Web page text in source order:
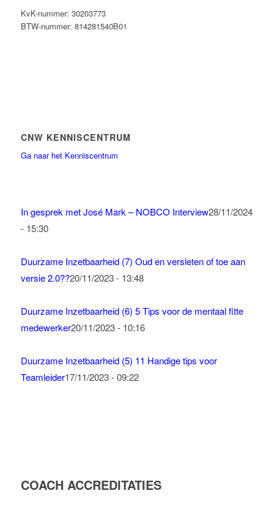
KvK-nummer: 30203773
BTW-nummer: 814281540B01
CNW KENNISCENTRUM
Ga naar het Kenniscentrum
In gesprek met José Mark – NOBCO Interview28/11/2024
- 15:30
Duurzame Inzetbaarheid (7) Oud en versleten of toe aan
versie 2.0??20/11/2023 - 13:48
Duurzame Inzetbaarheid (6) 5 Tips voor de mentaal fitte
medewerker20/11/2023 - 10:16
Duurzame Inzetbaarheid (5) 11 Handige tips voor
Teamleider17/11/2023 - 09:22
COACH ACCREDITATIES